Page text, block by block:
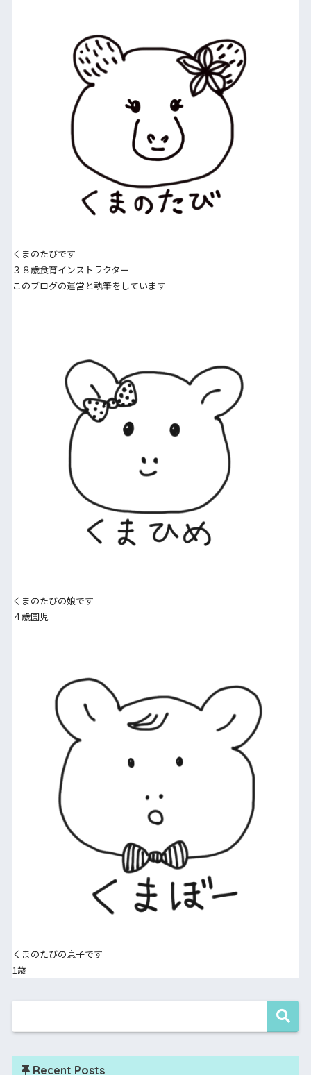
くまのたびです
３８歳食育インストラクター
このブログの運営と執筆をしています
くまのたびの娘です
４歳園児
くまのたびの息子です
1歳
Recent Posts